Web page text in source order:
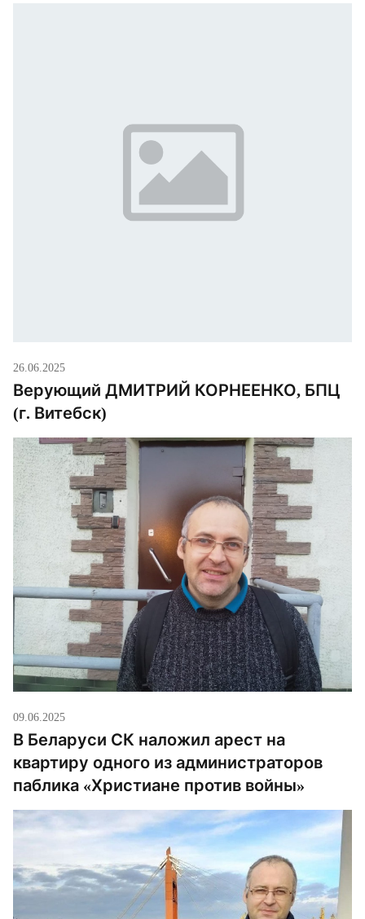
26.06.2025
Верующий ДМИТРИЙ КОРНЕЕНКО, БПЦ
(г. Витебск)
09.06.2025
В Беларуси СК наложил арест на
квартиру одного из администраторов
паблика «Христиане против войны»